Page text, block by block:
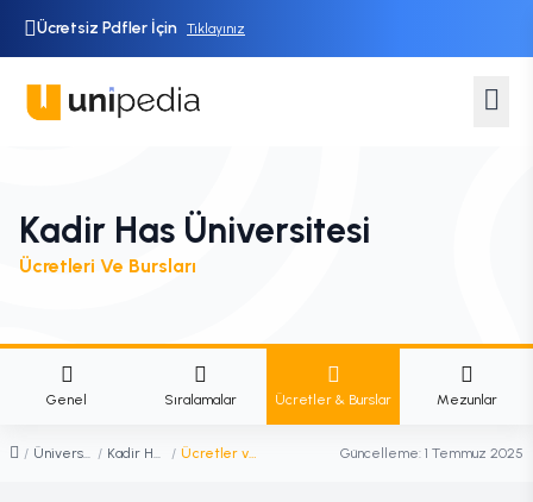
Ücretsiz Pdfler İçin Tıklayınız
Kadir Has Üniversitesi
Ücretleri Ve Bursları
Genel Sıralamalar Ücretler & Burslar Mezunlar
/ Üniversiteler / Kadir Has Üniversitesi / Ücretler ve Burslar Güncelleme: 1 Temmuz 2025